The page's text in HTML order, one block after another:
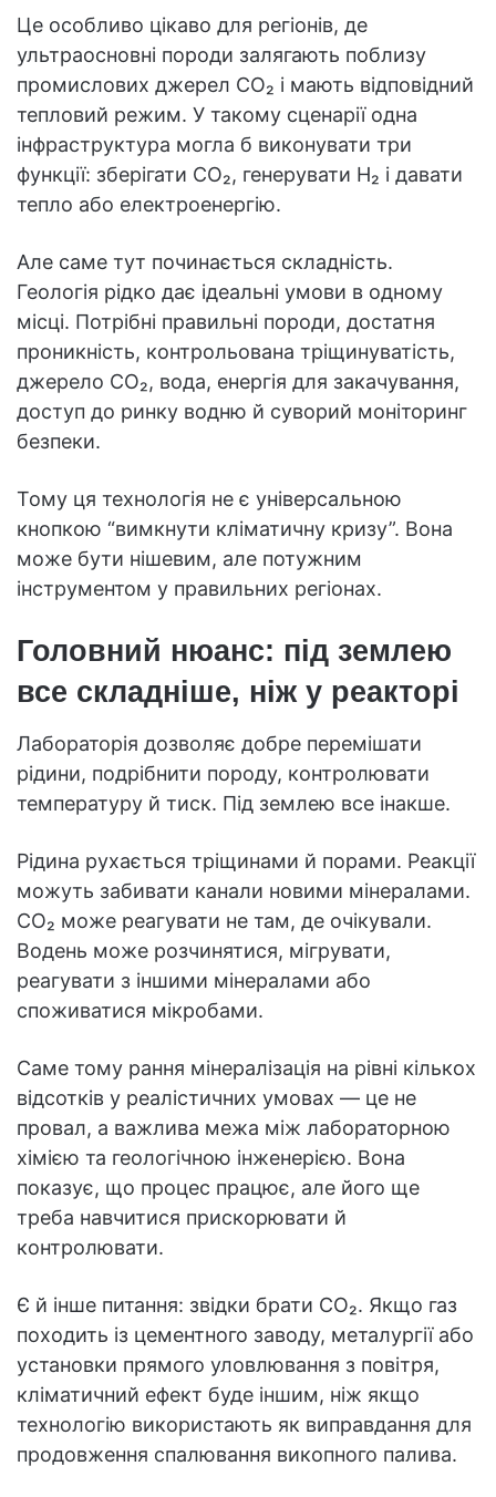
Це особливо цікаво для регіонів, де
ультраосновні породи залягають поблизу
промислових джерел CO₂ і мають відповідний
тепловий режим. У такому сценарії одна
інфраструктура могла б виконувати три
функції: зберігати CO₂, генерувати H₂ і давати
тепло або електроенергію.
Але саме тут починається складність.
Геологія рідко дає ідеальні умови в одному
місці. Потрібні правильні породи, достатня
проникність, контрольована тріщинуватість,
джерело CO₂, вода, енергія для закачування,
доступ до ринку водню й суворий моніторинг
безпеки.
Тому ця технологія не є універсальною
кнопкою “вимкнути кліматичну кризу”. Вона
може бути нішевим, але потужним
інструментом у правильних регіонах.
Головний нюанс: під землею
все складніше, ніж у реакторі
Лабораторія дозволяє добре перемішати
рідини, подрібнити породу, контролювати
температуру й тиск. Під землею все інакше.
Рідина рухається тріщинами й порами. Реакції
можуть забивати канали новими мінералами.
CO₂ може реагувати не там, де очікували.
Водень може розчинятися, мігрувати,
реагувати з іншими мінералами або
споживатися мікробами.
Саме тому рання мінералізація на рівні кількох
відсотків у реалістичних умовах — це не
провал, а важлива межа між лабораторною
хімією та геологічною інженерією. Вона
показує, що процес працює, але його ще
треба навчитися прискорювати й
контролювати.
Є й інше питання: звідки брати CO₂. Якщо газ
походить із цементного заводу, металургії або
установки прямого уловлювання з повітря,
кліматичний ефект буде іншим, ніж якщо
технологію використають як виправдання для
продовження спалювання викопного палива.